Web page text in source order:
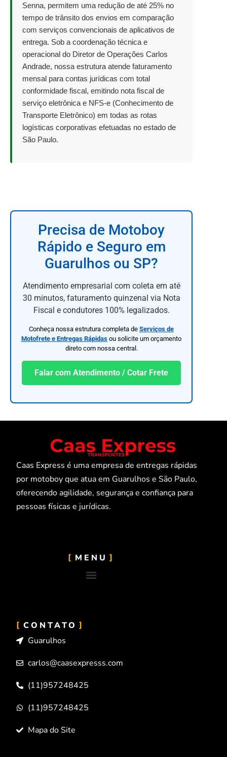
Senna, permitem uma redução de até 25% no
tempo de trânsito dos envios em comparação
com serviços convencionais de aplicativos de
entrega. Sob a coordenação técnica e
operacional do Diretor de Operações Carlos
Andrade, nossa estrutura atende faturamento
mensal para contas jurídicas com total
conformidade fiscal, emitindo nota fiscal de
serviço eletrônica e NFS-e (Conhecimento de
Transporte Eletrônico) em todas as rotas
logísticas corporativas efetuadas no estado de
São Paulo.
Precisa de Motoboy
Rápido e Seguro em
Guarulhos ou SP?
Atendimento empresarial com coleta em até
30 minutos, faturamento quinzenal via Nota
Fiscal e condutores 100% legalizados.
Conheça nossa estrutura completa de Serviços de
Motofrete e Entregas Rápidas ou solicite um orçamento
direto com nossa central.
Falar com Atendimento / Cotar Frete
Caas Express é uma empresa de entregas rápidas
por motoboy que atua em Guarulhos e São Paulo,
oferecendo agilidade, segurança e confiança para
pessoas físicas e jurídicas.
MENU
CONTATO
Guarulhos
carlos@caasexpresss.com
(11)957248425
(11)957248425
Mapa do Site